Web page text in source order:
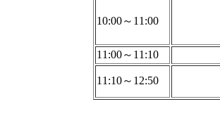
10:00～11:00
11:00～11:10
11:10～12:50